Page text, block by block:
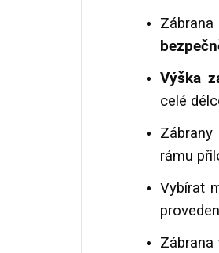
Výška
celé
Zábrany
rámu
Vybírat
Zábrana